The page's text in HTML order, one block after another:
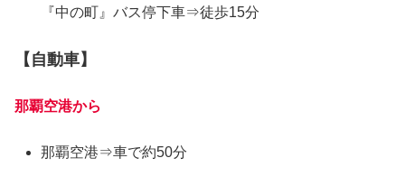
『中の町』バス停下車⇒徒歩15分
【自動車】
那覇空港から
那覇空港⇒車で約50分